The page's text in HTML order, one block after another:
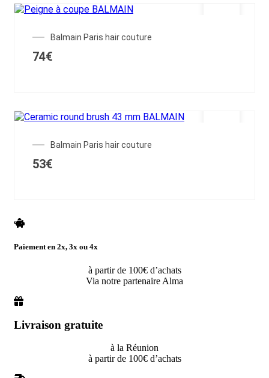
47€
Balmain Paris hair couture
74€
Balmain Paris hair couture
53€
Paiement en 2x, 3x ou 4x
à partir de 100€ d’achats
Via notre partenaire Alma
Livraison gratuite
à la Réunion
à partir de 100€ d’achats